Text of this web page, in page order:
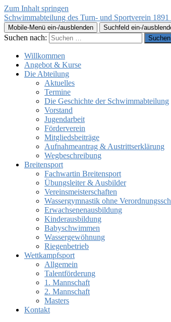
Zum Inhalt springen
Schwimmabteilung des Turn- und Sportverein
Mobile-Menü ein-/ausblenden Suchfeld ein-/
Suchen nach:
Willkommen
Angebot & Kurse
Die Abteilung
Aktuelles
Termine
Die Geschichte der Schwimmabteilung
Vorstand
Jugendarbeit
Förderverein
Mitgliedsbeiträge
Aufnahmeantrag & Austrittserklärung
Wegbeschreibung
Breitensport
Fachwartin Breitensport
Übungsleiter & Ausbilder
Vereinsmeisterschaften
Wassergymnastik ohne
Erwachsenenausbildung
Kinderausbildung
Babyschwimmen
Wassergewöhnung
Riegenbetrieb
Wettkampfsport
Allgemein
Talentförderung
1. Mannschaft
2. Mannschaft
Masters
Kontakt